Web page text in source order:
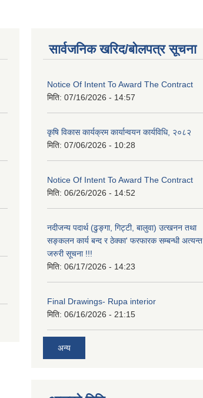
सार्वजनिक खरिद/बोलपत्र सूचना
Notice Of Intent To Award The Contract
मिति: 07/16/2026 - 14:57
कृषि विकास कार्यक्रम कार्यान्वयन कार्यविधि, २०८२
मिति: 07/06/2026 - 10:28
Notice Of Intent To Award The Contract
मिति: 06/26/2026 - 14:52
नदीजन्य पदार्थ (ढुङ्गा, गिट्टी, बालुवा) उत्खनन तथा
सङ्कलन कार्य बन्द र ठेक्का' फरफारक सम्बन्धी अत्यन्त
जरुरी सूचना !!!
मिति: 06/17/2026 - 14:23
Final Drawings- Rupa interior
मिति: 06/16/2026 - 21:15
अन्य